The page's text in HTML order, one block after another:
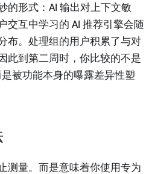
的形式：AI 输出对上下文敏
交互中学习的 AI 推荐引擎会随
布。处理组的用户积累了与对
此到第二周时，你比较的不是
被功能本身的曝露差异性塑
测量。而是意味着你使用专为